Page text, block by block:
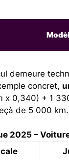
demeure
concret,
x 0,340) + 1
de 5 000
2025 –